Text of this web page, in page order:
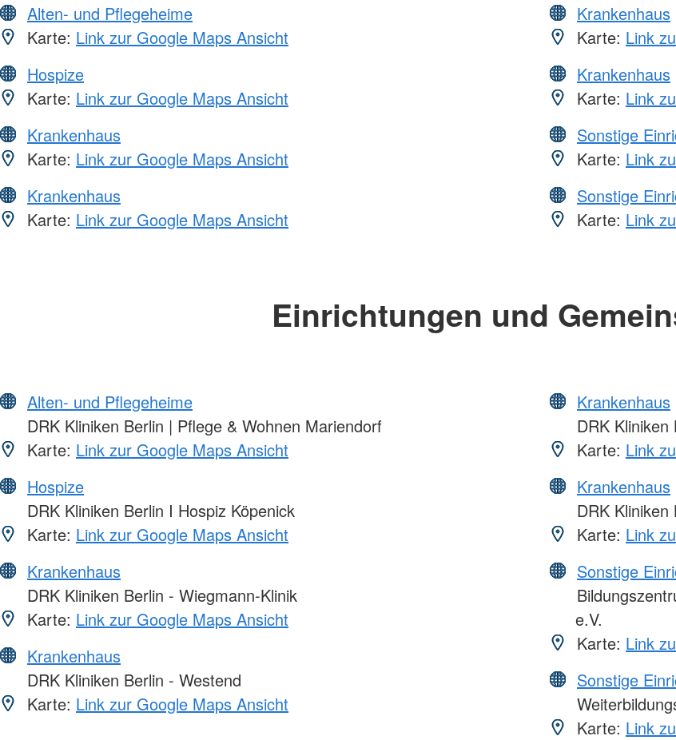
Alten- und Pflegeheime
Karte: Link zur Google Maps Ansicht
Hospize
Karte: Link zur Google Maps Ansicht
Krankenhaus
Karte: Link zur Google Maps Ansicht
Krankenhaus
Karte: Link zur Google Maps Ansicht
Krankenhaus
Karte: Link
Krankenhaus
Karte: Link
Sonstige
Karte: Link
Sonstige
Karte: Link
Einrichtungen und
Alten- und Pflegeheime
DRK Kliniken Berlin | Pflege & Wohnen Mariendorf
Karte: Link zur Google Maps Ansicht
Hospize
DRK Kliniken Berlin I Hospiz Köpenick
Karte: Link zur Google Maps Ansicht
Krankenhaus
DRK Kliniken Berlin - Wiegmann-Klinik
Karte: Link zur Google Maps Ansicht
Krankenhaus
DRK Kliniken Berlin - Westend
Karte: Link zur Google Maps Ansicht
Krankenhaus
DRK
Karte: Link
Krankenhaus
DRK
Karte: Link
Sonstige
e.V.
Karte: Link
Sonstige
Karte: Link